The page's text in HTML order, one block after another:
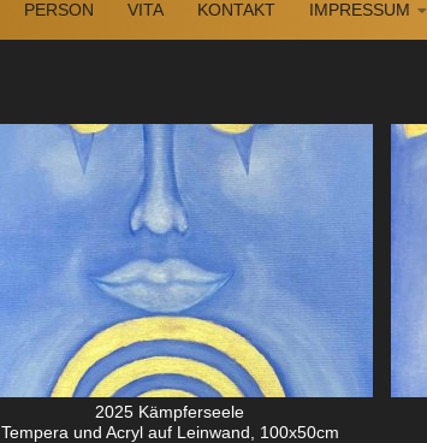
PERSON VITA KONTAKT IMPRESSUM
2025 Kämpferseele
Tempera und Acryl auf Leinwand, 100x50cm